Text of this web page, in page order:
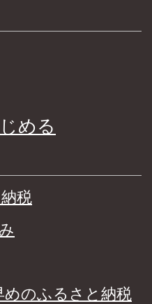
める
税
めのふるさと納税